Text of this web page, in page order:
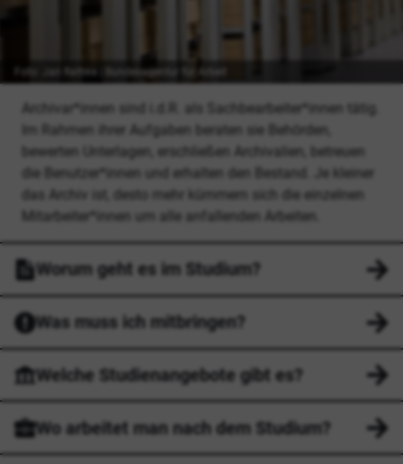
Foto: Jan Rathke | Bundesagentur für Arbeit
Archivar*innen sind i.d.R. als Sachbearbeiter*innen tätig.
Im Rahmen ihrer Aufgaben beraten sie Behörden,
bewerten Unterlagen, erschließen Archivalien, betreuen
die Benutzer*innen und erhalten den Bestand. Je kleiner
das Archiv ist, desto mehr kümmern sich die einzelnen
Mitarbeiter*innen um alle anfallenden Arbeiten.
Worum geht es im Studium?
Was muss ich mitbringen?
Welche Studienangebote gibt es?
Wo arbeitet man nach dem Studium?